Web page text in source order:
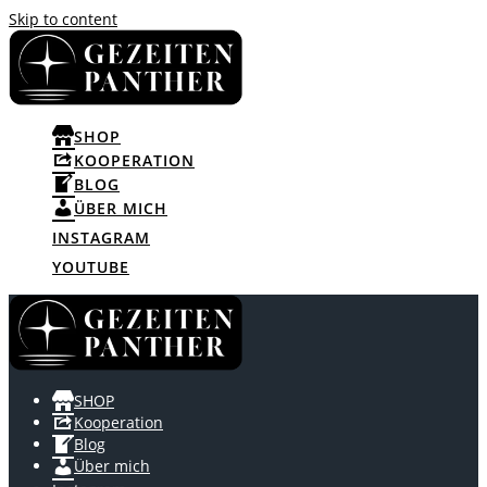
Skip to content
SHOP
KOOPERATION
BLOG
ÜBER MICH
INSTAGRAM
YOUTUBE
SHOP
Kooperation
Blog
Über mich